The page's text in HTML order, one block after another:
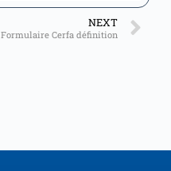
NEXT
Formulaire Cerfa définition